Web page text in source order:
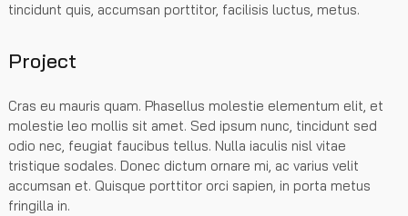
tincidunt quis, accumsan porttitor, facilisis luctus, metus.
Project
Cras eu mauris quam. Phasellus molestie elementum elit, et
molestie leo mollis sit amet. Sed ipsum nunc, tincidunt sed
odio nec, feugiat faucibus tellus. Nulla iaculis nisl vitae
tristique sodales. Donec dictum ornare mi, ac varius velit
accumsan et. Quisque porttitor orci sapien, in porta metus
fringilla in.